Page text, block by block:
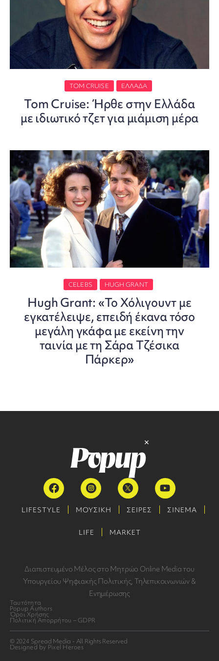
TOM CRUISE ΕΛΛΆΔΑ
Tom Cruise: Ήρθε στην Ελλάδα
με ιδιωτικό τζετ για μιάμιση μέρα
CELEBS HUGH GRANT
Hugh Grant: «Το Χόλιγουντ με
εγκατέλειψε, επειδή έκανα τόσο
μεγάλη γκάφα με εκείνη την
ταινία με τη Σάρα Τζέσικα
Πάρκερ»
LIFESTYLE ΜΟΥΣΙΚΗ ΣΕΙΡΕΣ ΣΙΝΕΜΑ
LIFE MARKET
Διαπιστευμένο Μέλος στο Μητρώο Online Media του
Υπουργείου Ψηφιακής Πολιτικής, Τηλεπικοινωνιών &
Ενημέρωσης
Ταυτότητα
Popup Authors
Όροι Χρήσης
Πολιτική Απορρήτου – GDPR
© 2024 Spread Media - All Rights Reserved
Designed by Pixel Heroes